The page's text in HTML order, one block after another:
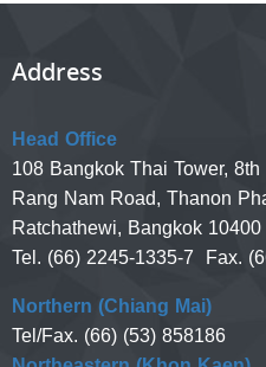
Address
Head Office
108 Bangkok Thai Tower,
Rang Nam Road, Thanon
Ratchathewi, Bangkok 10400
Tel. (66) 2245-1335-7 Fax.
Northern (Chiang Mai)
Tel/Fax. (66) (53) 858186